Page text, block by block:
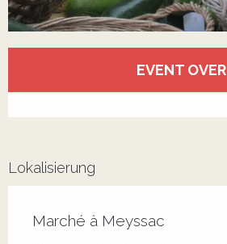
EVENT OVER
Lokalisierung
Marché à Meyssac